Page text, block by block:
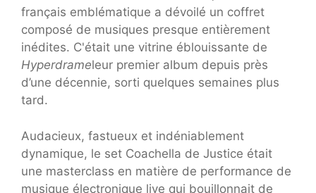
français emblématique a dévoilé un coffret
composé de musiques presque entièrement
inédites. C'était une vitrine éblouissante de
Hyperdrameleur premier album depuis près
d’une décennie, sorti quelques semaines plus
tard.
Audacieux, fastueux et indéniablement
dynamique, le set Coachella de Justice était
une masterclass en matière de performance de
musique électronique live qui bouillonnait de